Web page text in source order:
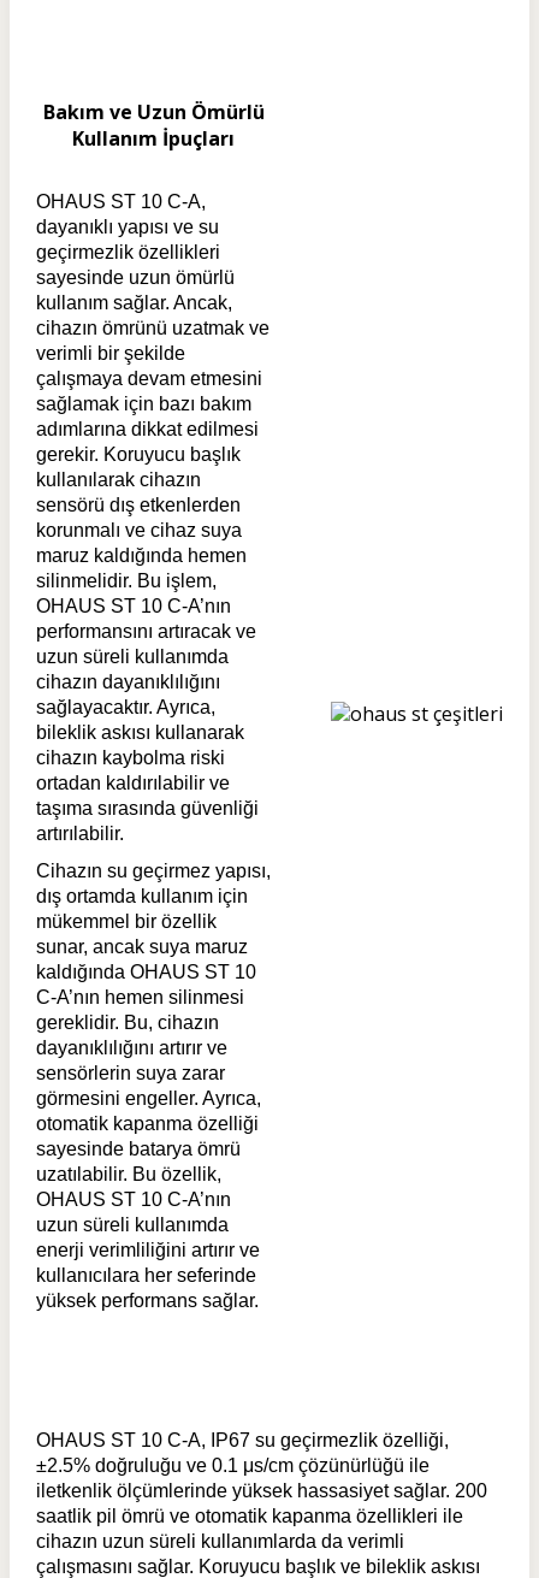
Bakım ve Uzun Ömürlü
Kullanım İpuçları
OHAUS ST 10 C-A,
dayanıklı yapısı ve su
geçirmezlik özellikleri
sayesinde uzun ömürlü
kullanım sağlar. Ancak,
cihazın ömrünü uzatmak ve
verimli bir şekilde
çalışmaya devam etmesini
sağlamak için bazı bakım
adımlarına dikkat edilmesi
gerekir. Koruyucu başlık
kullanılarak cihazın
sensörü dış etkenlerden
korunmalı ve cihaz suya
maruz kaldığında hemen
silinmelidir. Bu işlem,
OHAUS ST 10 C-A’nın
performansını artıracak ve
uzun süreli kullanımda
cihazın dayanıklılığını
sağlayacaktır. Ayrıca,
bileklik askısı kullanarak
cihazın kaybolma riski
ortadan kaldırılabilir ve
taşıma sırasında güvenliği
artırılabilir.
Cihazın su geçirmez yapısı,
dış ortamda kullanım için
mükemmel bir özellik
sunar, ancak suya maruz
kaldığında OHAUS ST 10
C-A’nın hemen silinmesi
gereklidir. Bu, cihazın
dayanıklılığını artırır ve
sensörlerin suya zarar
görmesini engeller. Ayrıca,
otomatik kapanma özelliği
sayesinde batarya ömrü
uzatılabilir. Bu özellik,
OHAUS ST 10 C-A’nın
uzun süreli kullanımda
enerji verimliliğini artırır ve
kullanıcılara her seferinde
yüksek performans sağlar.
OHAUS ST 10 C-A, IP67 su geçirmezlik özelliği,
±2.5% doğruluğu ve 0.1 μs/cm çözünürlüğü ile
iletkenlik ölçümlerinde yüksek hassasiyet sağlar. 200
saatlik pil ömrü ve otomatik kapanma özellikleri ile
cihazın uzun süreli kullanımlarda da verimli
çalışmasını sağlar. Koruyucu başlık ve bileklik askısı